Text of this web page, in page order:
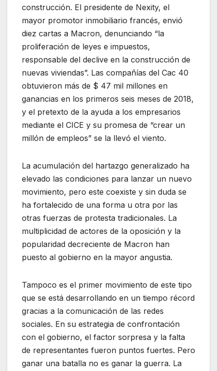
construcción. El presidente de Nexity, el
mayor promotor inmobiliario francés, envió
diez cartas a Macron, denunciando “la
proliferación de leyes e impuestos,
responsable del declive en la construcción de
nuevas viviendas”. Las compañías del Cac 40
obtuvieron más de $ 47 mil millones en
ganancias en los primeros seis meses de 2018,
y el pretexto de la ayuda a los empresarios
mediante el CICE y su promesa de “crear un
millón de empleos” se la llevó el viento.
La acumulación del hartazgo generalizado ha
elevado las condiciones para lanzar un nuevo
movimiento, pero este coexiste y sin duda se
ha fortalecido de una forma u otra por las
otras fuerzas de protesta tradicionales. La
multiplicidad de actores de la oposición y la
popularidad decreciente de Macron han
puesto al gobierno en la mayor angustia.
Tampoco es el primer movimiento de este tipo
que se está desarrollando en un tiempo récord
gracias a la comunicación de las redes
sociales. En su estrategia de confrontación
con el gobierno, el factor sorpresa y la falta
de representantes fueron puntos fuertes. Pero
ganar una batalla no es ganar la guerra. La